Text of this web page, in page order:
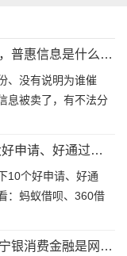
信息是什么网贷？
、没有说明为谁催
息被卖了，有不法分
是一个叫【普惠信
】的说你逾期，都是
规的逾期催收。
通过、好下款的网贷
10个好申请、好通
：蚂蚁借呗、360借
罐、安逸花、分期
费金融是网贷吗？